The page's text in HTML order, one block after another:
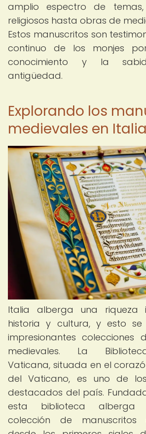
amplio espectro de
religiosos hasta obras de
Estos manuscritos son
continuo de los monjes
conocimiento y la
antigüedad.
Explorando los
medievales en Italia
Italia alberga una riqueza
historia y cultura, y esto se
impresionantes colecciones
medievales. La
Vaticana, situada en el
del Vaticano, es uno de
destacados del país.
esta biblioteca alberga
colección de